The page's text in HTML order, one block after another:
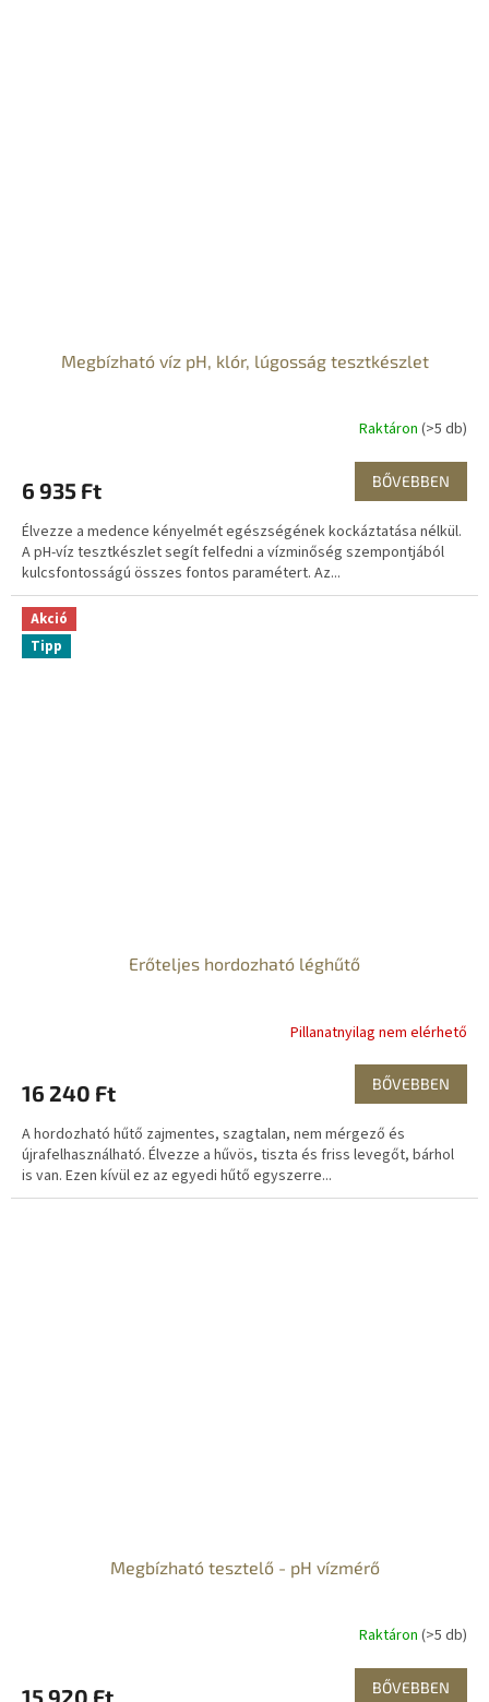
Megbízható víz pH, klór, lúgosság tesztkészlet
Raktáron (>5 db)
6 935 Ft BŐVEBBEN
Élvezze a medence kényelmét egészségének kockáztatása nélkül.
A pH-víz tesztkészlet segít felfedni a vízminőség szempontjából
kulcsfontosságú összes fontos paramétert. Az...
Akció
Tipp
Erőteljes hordozható léghűtő
Pillanatnyilag nem elérhető
16 240 Ft BŐVEBBEN
A hordozható hűtő zajmentes, szagtalan, nem mérgező és
újrafelhasználható. Élvezze a hűvös, tiszta és friss levegőt, bárhol
is van. Ezen kívül ez az egyedi hűtő egyszerre...
Megbízható tesztelő - pH vízmérő
Raktáron (>5 db)
15 920 Ft BŐVEBBEN